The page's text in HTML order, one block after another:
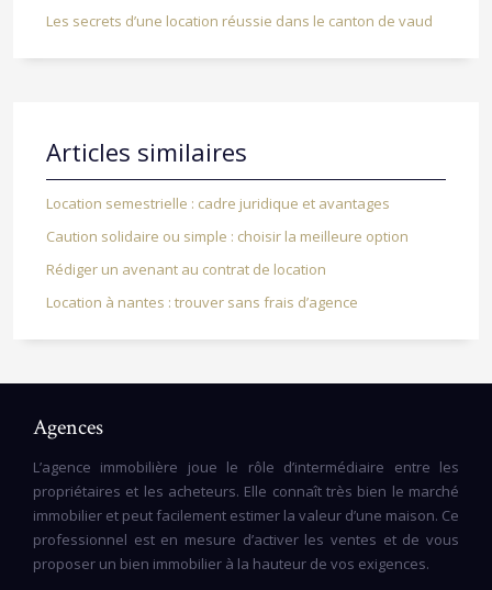
Les secrets d’une location réussie dans le canton de vaud
Articles similaires
Location semestrielle : cadre juridique et avantages
Caution solidaire ou simple : choisir la meilleure option
Rédiger un avenant au contrat de location
Location à nantes : trouver sans frais d’agence
Agences
L’agence immobilière joue le rôle d’intermédiaire entre les
propriétaires et les acheteurs. Elle connaît très bien le marché
immobilier et peut facilement estimer la valeur d’une maison. Ce
professionnel est en mesure d’activer les ventes et de vous
proposer un bien immobilier à la hauteur de vos exigences.